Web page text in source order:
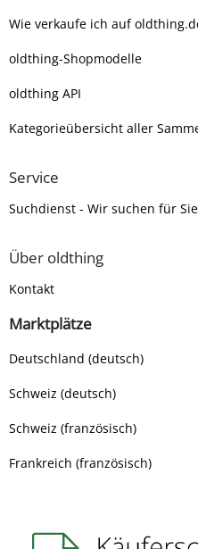
Wie verkaufe ich auf
oldthing-Shopmodelle
oldthing API
Kategorieübersicht aller
Service
Suchdienst - Wir suchen für Sie
Über oldthing
Kontakt
Marktplätze
Deutschland (deutsch)
Schweiz (deutsch)
Schweiz (französisch)
Frankreich (französisch)